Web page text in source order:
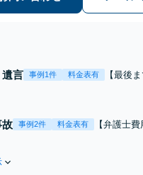
言 事例1件 料金表有
【最後
合意し
故 事例2件 料金表有
【弁護士